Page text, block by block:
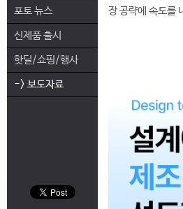
포토 뉴스
신제품 출시
핫딜/쇼핑/행사
-> 보도자료
장 공략에 속도를